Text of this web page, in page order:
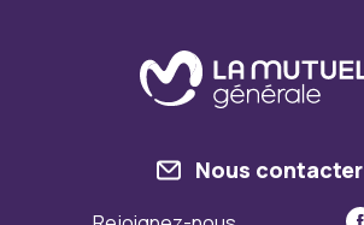
Nous contacter